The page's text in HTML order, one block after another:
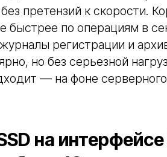
претензий к скорости.
быстрее по операциям в
регистрации и
но без серьезной
— на фоне
на